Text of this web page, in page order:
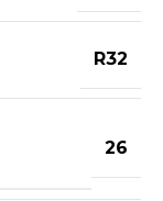
R32
26